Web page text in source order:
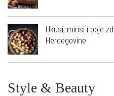
Ukusi, mirisi i boje
Hercegovine
Style & Beauty